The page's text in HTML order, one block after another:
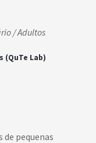
/ Adultos
(QuTe Lab)
pequenas